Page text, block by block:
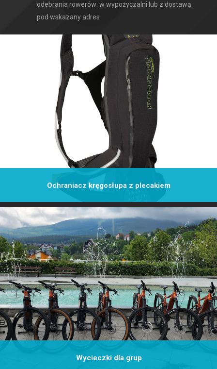
odebrania rowerów: w wypożyczalni lub z dostawą
pod wskazany adres
Ochraniacz kręgosłupa z plecakiem
Chroń swój kręgosłup, wypożycz ochraniacz ze zintegrowanym plecakiem!
Śliskie kamienie, wystające korzenie, ostre zakręty są przyczyną wielu
kontuzji. Tylko w naszej ofercie!
Wycieczki dla grup